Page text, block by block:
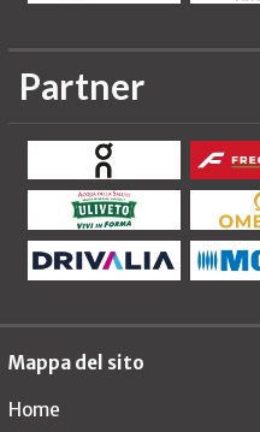
Partner
Mappa del sito
Home